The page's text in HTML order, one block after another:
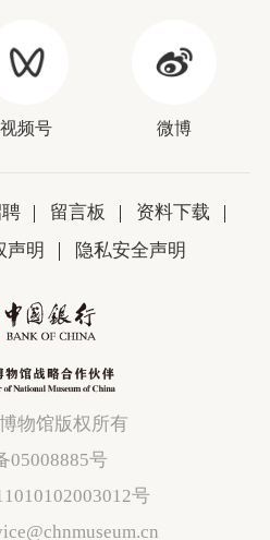
视频号 微博
留言板
资料下载
声明 隐私安全声明
物馆版权所有
05008885号
号